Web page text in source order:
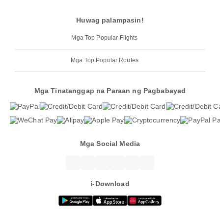
Huwag palampasin!
Mga Top Popular Flights
Mga Top Popular Routes
Mga Tinatanggap na Paraan ng Pagbabayad
Mga Social Media
i-Download